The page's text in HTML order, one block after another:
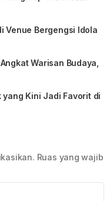
Venue Bergengsi Idola
Warisan Budaya,
yang Kini Jadi Favorit di
Ruas yang wajib